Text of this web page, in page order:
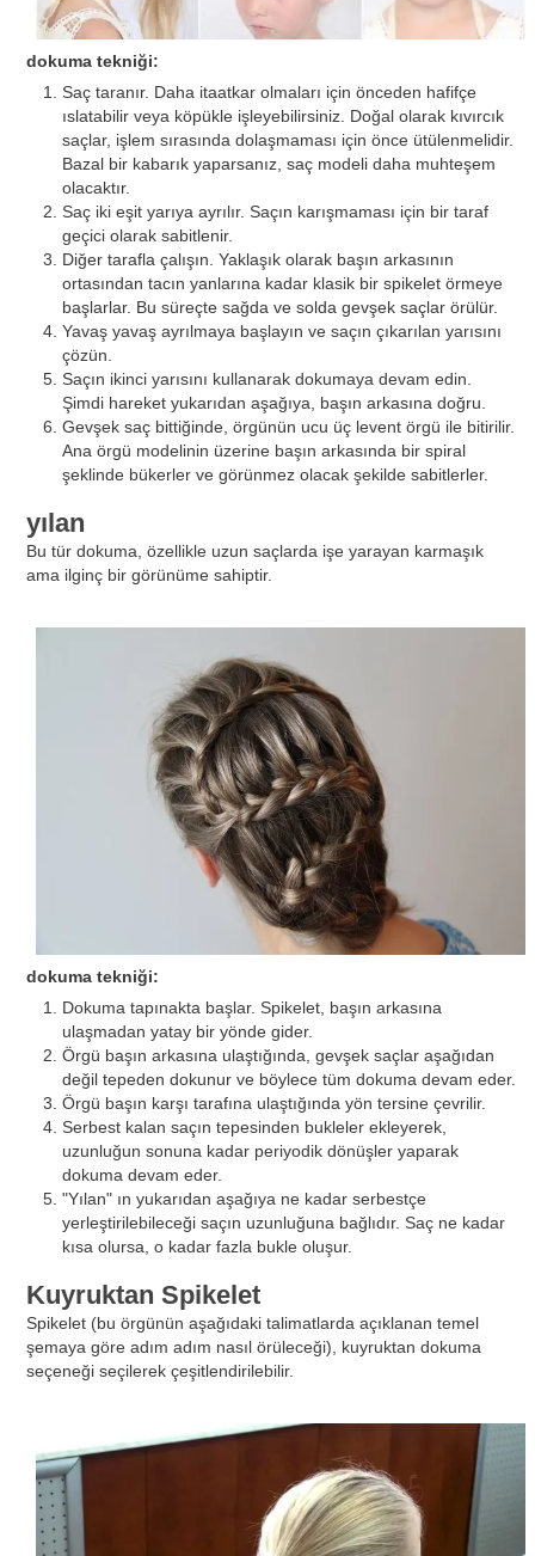
dokuma tekniği:
Saç taranır. Daha itaatkar olmaları için önceden hafifçe
ıslatabilir veya köpükle işleyebilirsiniz. Doğal olarak kıvırcık
saçlar, işlem sırasında dolaşmaması için önce ütülenmelidir.
Bazal bir kabarık yaparsanız, saç modeli daha muhteşem
olacaktır.
Saç iki eşit yarıya ayrılır. Saçın karışmaması için bir taraf
geçici olarak sabitlenir.
Diğer tarafla çalışın. Yaklaşık olarak başın arkasının
ortasından tacın yanlarına kadar klasik bir spikelet örmeye
başlarlar. Bu süreçte sağda ve solda gevşek saçlar örülür.
Yavaş yavaş ayrılmaya başlayın ve saçın çıkarılan yarısını
çözün.
Saçın ikinci yarısını kullanarak dokumaya devam edin.
Şimdi hareket yukarıdan aşağıya, başın arkasına doğru.
Gevşek saç bittiğinde, örgünün ucu üç levent örgü ile bitirilir.
Ana örgü modelinin üzerine başın arkasında bir spiral
şeklinde bükerler ve görünmez olacak şekilde sabitlerler.
yılan
Bu tür dokuma, özellikle uzun saçlarda işe yarayan karmaşık
ama ilginç bir görünüme sahiptir.
dokuma tekniği:
Dokuma tapınakta başlar. Spikelet, başın arkasına
ulaşmadan yatay bir yönde gider.
Örgü başın arkasına ulaştığında, gevşek saçlar aşağıdan
değil tepeden dokunur ve böylece tüm dokuma devam eder.
Örgü başın karşı tarafına ulaştığında yön tersine çevrilir.
Serbest kalan saçın tepesinden bukleler ekleyerek,
uzunluğun sonuna kadar periyodik dönüşler yaparak
dokuma devam eder.
"Yılan" ın yukarıdan aşağıya ne kadar serbestçe
yerleştirilebileceği saçın uzunluğuna bağlıdır. Saç ne kadar
kısa olursa, o kadar fazla bukle oluşur.
Kuyruktan Spikelet
Spikelet (bu örgünün aşağıdaki talimatlarda açıklanan temel
şemaya göre adım adım nasıl örüleceği), kuyruktan dokuma
seçeneği seçilerek çeşitlendirilebilir.